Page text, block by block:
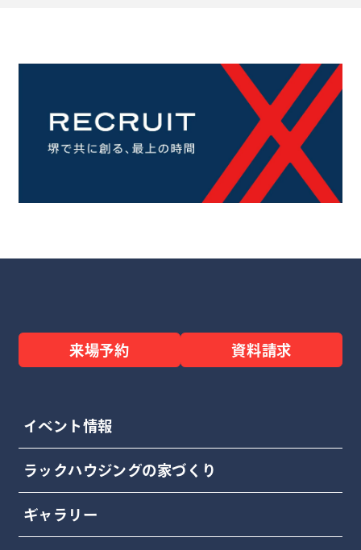
来場予約 資料請求
イベント情報
ラックハウジングの家づくり
ギャラリー